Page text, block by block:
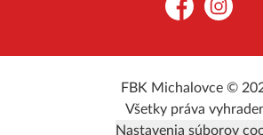
FacebookInstagram
FBK Michalovce ©
Všetky práva
Nastavenia súborov